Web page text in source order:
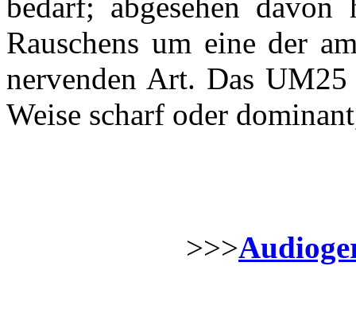
Rauschens um eine der
nervenden Art. Das
Weise scharf oder
>>>